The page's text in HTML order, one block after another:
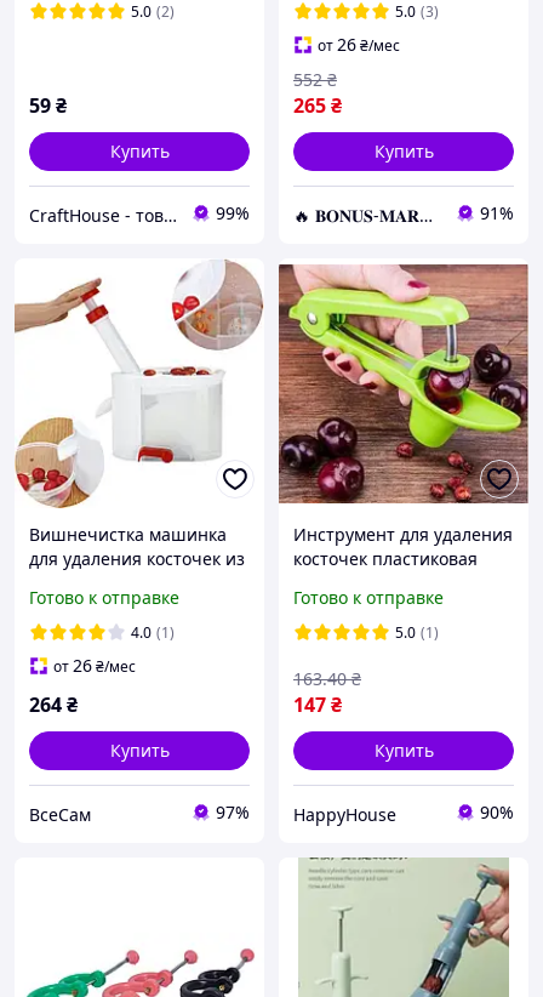
5.0 (2)
59₴
Купить
CraftHouse - товары для всей семьи 99%
5.0 (3)
от26₴/мес
265₴
552 ₴
Купить
🔥 𝐁𝐎𝐍𝐔𝐒-𝐌𝐀𝐑𝐊𝐄𝐓 🔥 – Трендовые товары по лучшим ценам 91%
Вишнечистка машинка
для удаления косточек из
с контейнером для сбора
косточек
Готово к отправке
4.0 (1)
от26₴/мес
264₴
Купить
ВсеСам 97%
Инструмент для удаления
косточек пластиковая
косточек из вишни HP227
Готово к отправке
5.0 (1)
147₴
163.40 ₴
Купить
HappyHouse 90%